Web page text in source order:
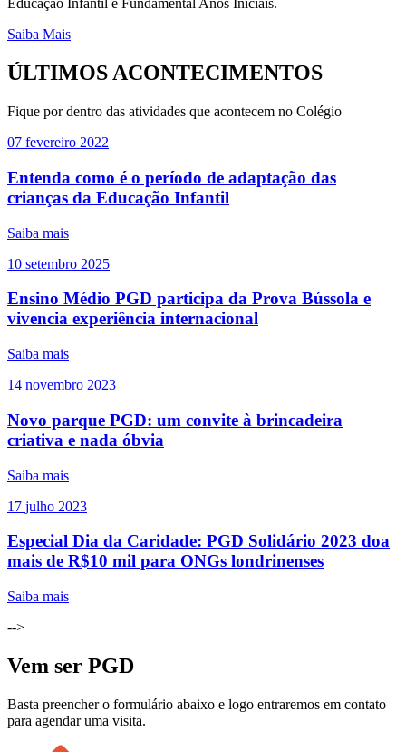
Educação Infantil e Fundamental Anos Iniciais.
Saiba Mais
ÚLTIMOS ACONTECIMENTOS
Fique por dentro das atividades que acontecem no Colégio
07 fevereiro 2022
Entenda como é o período de adaptação das
crianças da Educação Infantil
Saiba mais
10 setembro 2025
Ensino Médio PGD participa da Prova Bússola e
vivencia experiência internacional
Saiba mais
14 novembro 2023
Novo parque PGD: um convite à brincadeira
criativa e nada óbvia
Saiba mais
17 julho 2023
Especial Dia da Caridade: PGD Solidário 2023 doa
mais de R$10 mil para ONGs londrinenses
Saiba mais
-->
Vem ser PGD
Basta preencher o formulário abaixo e logo entraremos em contato
para agendar uma visita.